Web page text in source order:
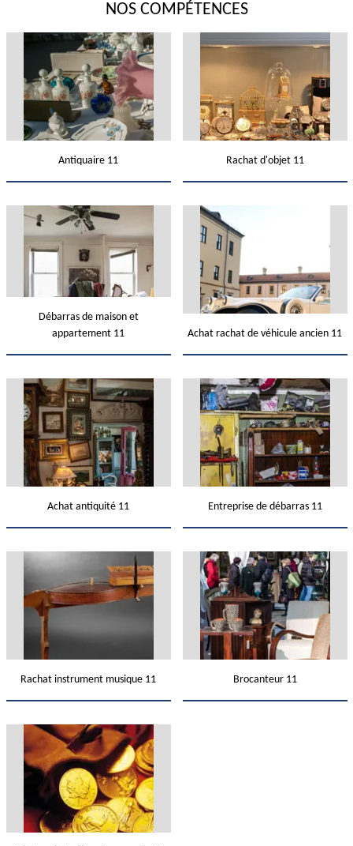
NOS COMPÉTENCES
Antiquaire 11 Rachat d'objet 11
Débarras de maison et
appartement 11
Achat rachat de véhicule ancien 11
Achat antiquité 11 Entreprise de débarras 11
Rachat instrument musique 11 Brocanteur 11